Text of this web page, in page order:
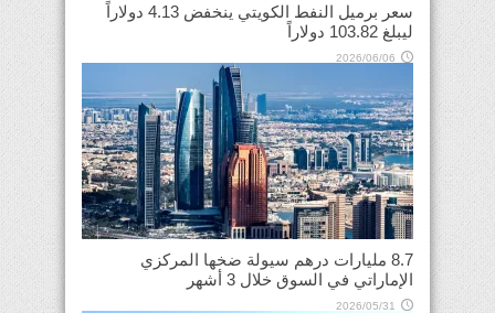
سعر برميل النفط الكويتي ينخفض 4.13 دولاراً
ليبلغ 103.82 دولاراً
2026/06/06
8.7 مليارات درهم سيولة ضخها المركزي
الإماراتي في السوق خلال 3 أشهر
2026/05/31